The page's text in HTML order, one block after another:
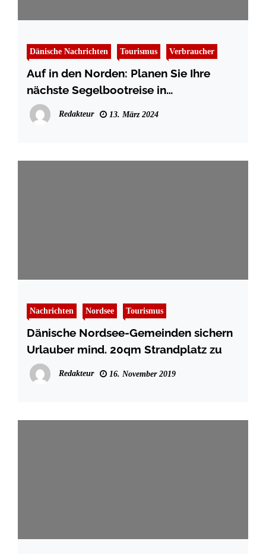
Dänische Nachrichten Tourismus Verbraucher
Auf in den Norden: Planen Sie Ihre
nächste Segelbootreise in
Nordeuropas atemberaubender
Landschaft
Redakteur 13. März 2024
Nachrichten Nordsee Tourismus
Dänische Nordsee-Gemeinden sichern
Urlauber mind. 20qm Strandplatz zu
Redakteur 16. November 2019